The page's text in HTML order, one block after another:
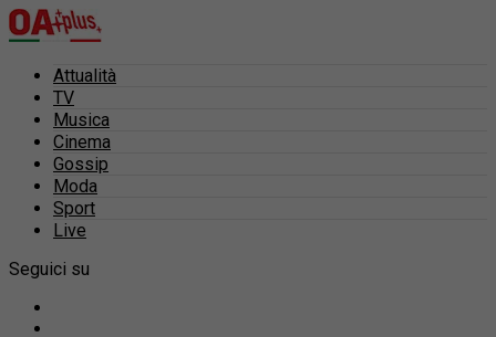
Attualità
TV
Musica
Cinema
Gossip
Moda
Sport
Live
Seguici su